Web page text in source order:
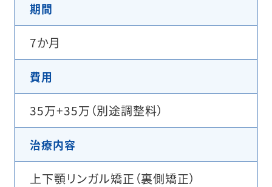
期間
7か月
費用
35万+35万（別途調整料）
治療内容
上下顎リンガル矯正（裏側矯正）